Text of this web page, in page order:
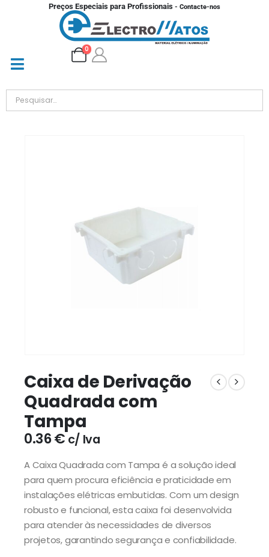
Preços Especiais para Profissionais - Contacte-nos
0
Caixa de Derivação
Quadrada com
Tampa
0.36€ c/ Iva
A Caixa Quadrada com Tampa é a solução ideal
para quem procura eficiência e praticidade em
instalações elétricas embutidas. Com um design
robusto e funcional, esta caixa foi desenvolvida
para atender às necessidades de diversos
projetos, garantindo segurança e confiabilidade.